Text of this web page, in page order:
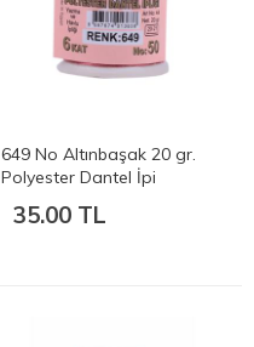
649 No Altınbaşak 20 gr.
Polyester Dantel İpi
35.00 TL